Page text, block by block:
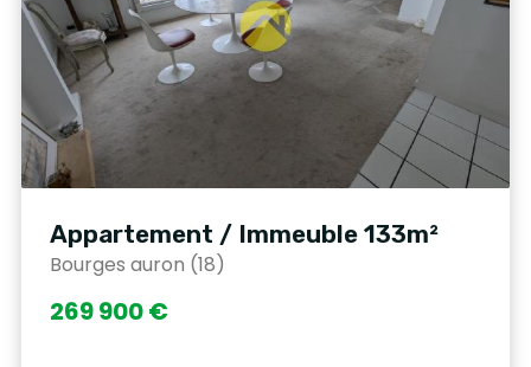
Appartement / Immeuble 133m²
Bourges auron (18)
269 900 €